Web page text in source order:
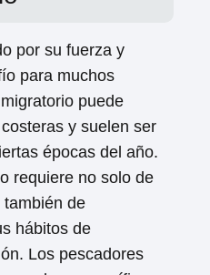
por su fuerza y
para muchos
puede
y suelen ser
épocas del año.
requiere no solo de
también de
hábitos de
Los pescadores